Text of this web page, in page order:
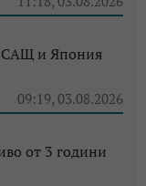
и Япония
09:19, 03.08.2026
от 3 години